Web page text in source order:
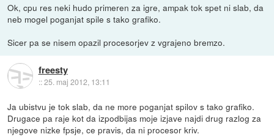
Ok, cpu res neki hudo primeren za igre, ampak tok spet ni slab, da
neb mogel poganjat spile s tako grafiko.
Sicer pa se nisem opazil procesorjev z vgrajeno bremzo.
freesty
::25. maj 2012, 13:11
Ja ubistvu je tok slab, da ne more poganjat spilov s tako grafiko.
Drugace pa raje kot da izpodbijas moje izjave najdi drug razlog za
njegove nizke fpsje, ce pravis, da ni procesor kriv.